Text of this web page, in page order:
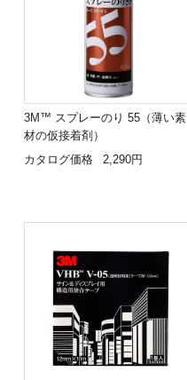
3M™ スプレーのり 55（薄い素
材の仮接着剤）
カタログ価格
2,290円